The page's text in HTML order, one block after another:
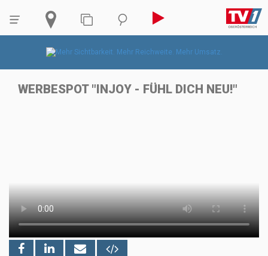
WERBESPOT "INJOY - FÜHL DICH NEU!"